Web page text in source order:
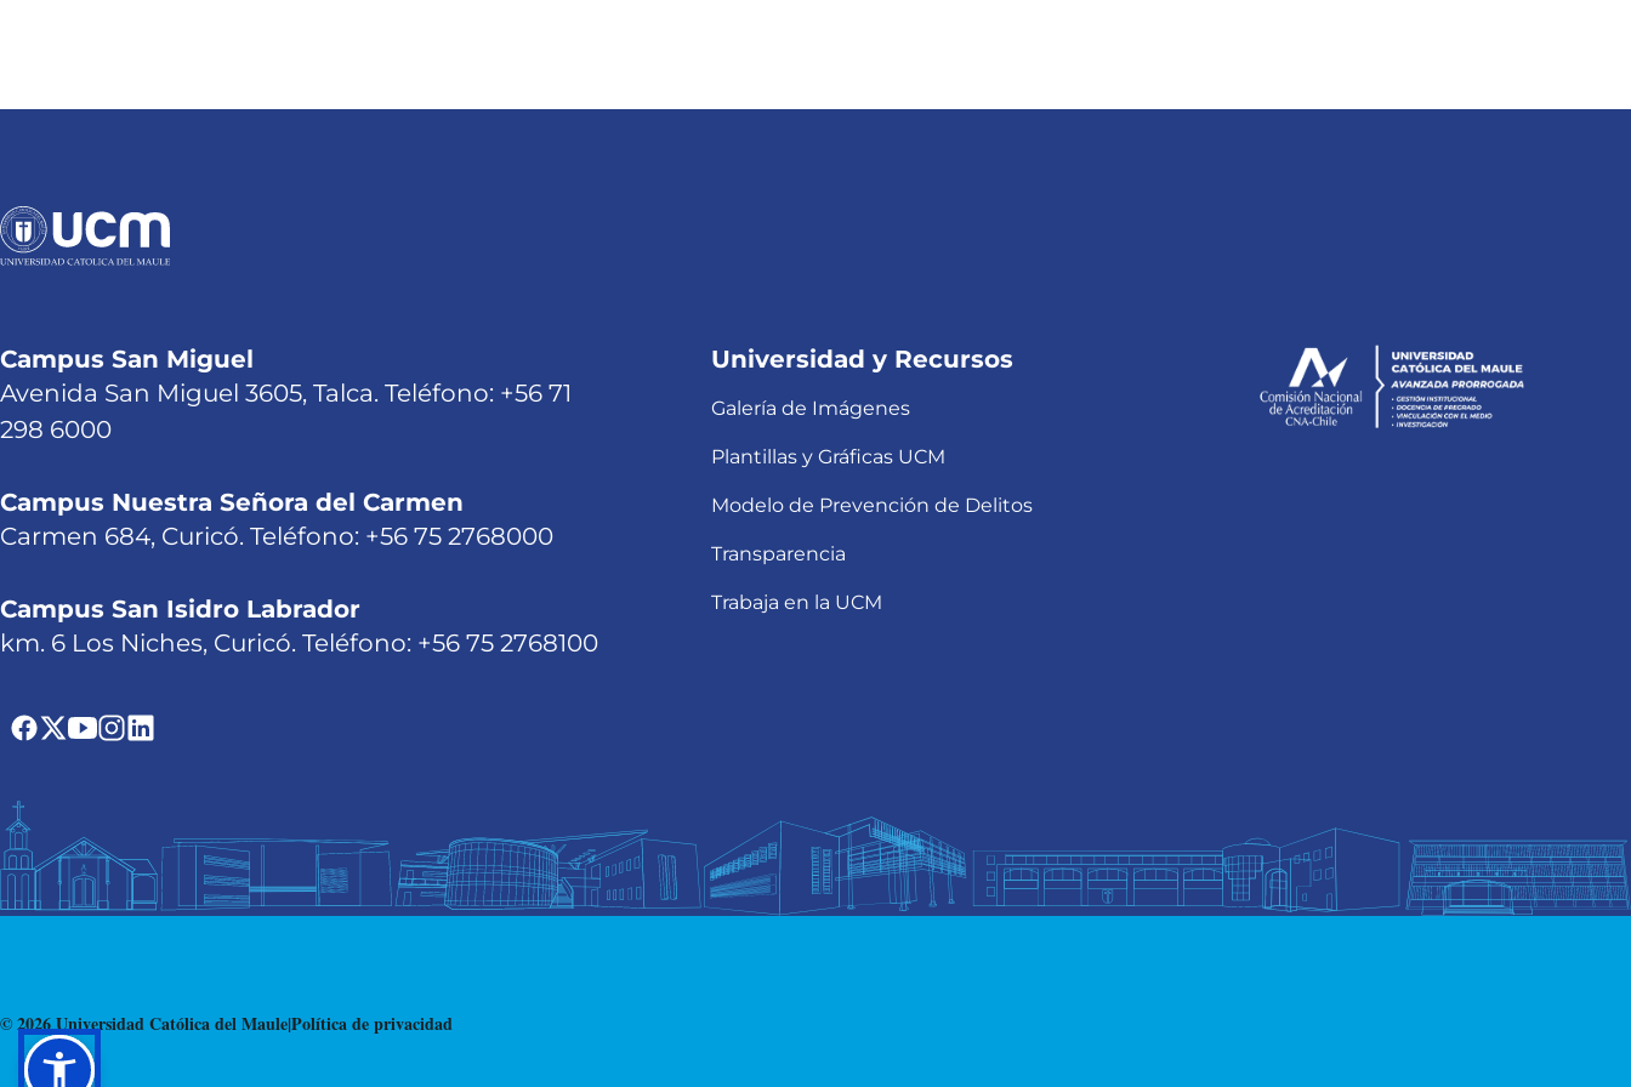
Campus San Miguel
Avenida San Miguel 3605, Talca. Teléfono: +56 71
298 6000
Campus Nuestra Señora del Carmen
Carmen 684, Curicó. Teléfono: +56 75 2768000
Campus San Isidro Labrador
km. 6 Los Niches, Curicó. Teléfono: +56 75 2768100
Universidad y Recursos
Galería de Imágenes
Plantillas y Gráficas UCM
Modelo de Prevención de Delitos
Transparencia
Trabaja en la UCM
© 2026 Universidad Católica del Maule|Política de privacidad